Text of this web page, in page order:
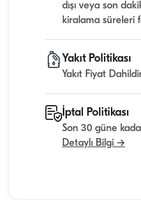
dışı veya son
kiralama süreleri
Yakıt Politikası
Yakıt Fiyat
İptal Politikası
Son 30 güne
Detaylı Bilgi →